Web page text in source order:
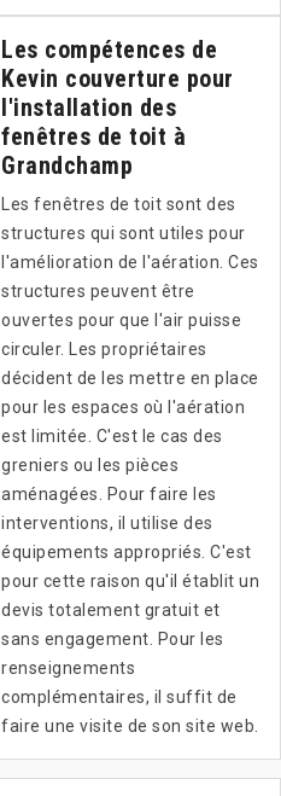
Les compétences de
Kevin couverture pour
l'installation des
fenêtres de toit à
Grandchamp
Les fenêtres de toit sont des
structures qui sont utiles pour
l'amélioration de l'aération. Ces
structures peuvent être
ouvertes pour que l'air puisse
circuler. Les propriétaires
décident de les mettre en place
pour les espaces où l'aération
est limitée. C'est le cas des
greniers ou les pièces
aménagées. Pour faire les
interventions, il utilise des
équipements appropriés. C'est
pour cette raison qu'il établit un
devis totalement gratuit et
sans engagement. Pour les
renseignements
complémentaires, il suffit de
faire une visite de son site web.